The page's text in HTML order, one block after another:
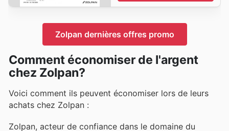
Zolpan dernières offres promo
Comment économiser de l'argent
chez Zolpan?
Voici comment ils peuvent économiser lors de leurs
achats chez Zolpan :
Zolpan, acteur de confiance dans le domaine du